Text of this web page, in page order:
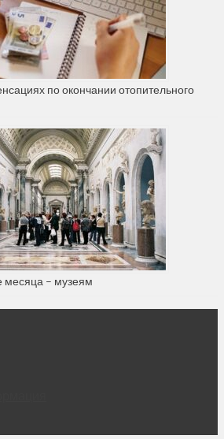
по окончании отопительного
месяца – музеям